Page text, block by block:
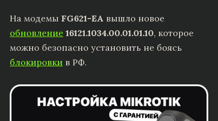
На модемы FG621-EA вышло новое
обновление 16121.1034.00.01.01.10, которое
можно безопасно установить не боясь
блокировки в РФ.